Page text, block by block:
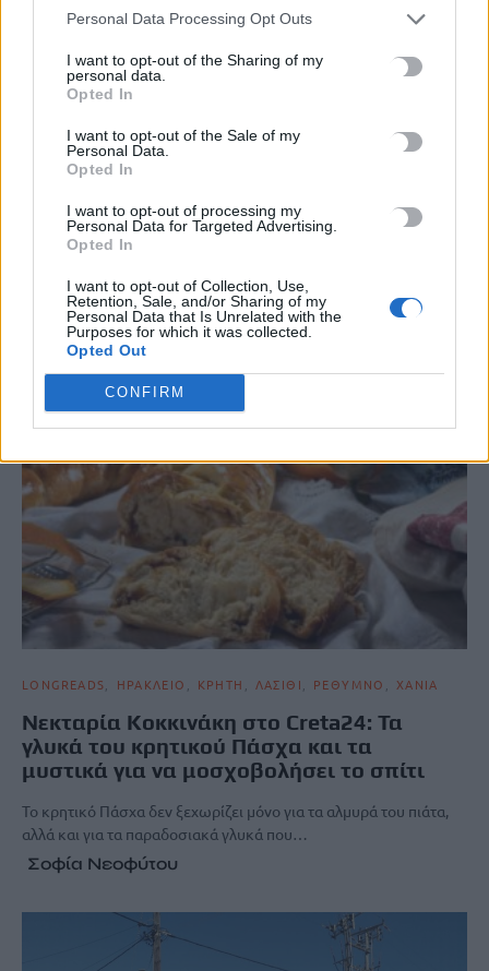
Personal Data Processing Opt Outs
I want to opt-out of the Sharing of my
personal data.
Opted In
I want to opt-out of the Sale of my
Personal Data.
Opted In
I want to opt-out of processing my
Personal Data for Targeted Advertising.
Opted In
I want to opt-out of Collection, Use,
Retention, Sale, and/or Sharing of my
Personal Data that Is Unrelated with the
Purposes for which it was collected.
Opted Out
CONFIRM
TRENDING
ΑΡΚΑΛΟΧΩΡΙ
LONGREADS ΗΡΑΚΛΕΙΟ ΚΡΗΤΗ ΛΑΣΙΘΙ ΡΕΘΥΜΝΟ ΧΑΝΙΑ
Νεκταρία Κοκκινάκη στο Creta24: Τα
γλυκά του κρητικού Πάσχα και τα
μυστικά για να μοσχοβολήσει το σπίτι
Το κρητικό Πάσχα δεν ξεχωρίζει μόνο για τα αλμυρά του πιάτα,
αλλά και για τα παραδοσιακά γλυκά που…
Σοφία Νεοφύτου